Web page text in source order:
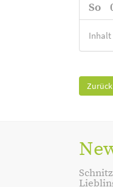
So
Zurück